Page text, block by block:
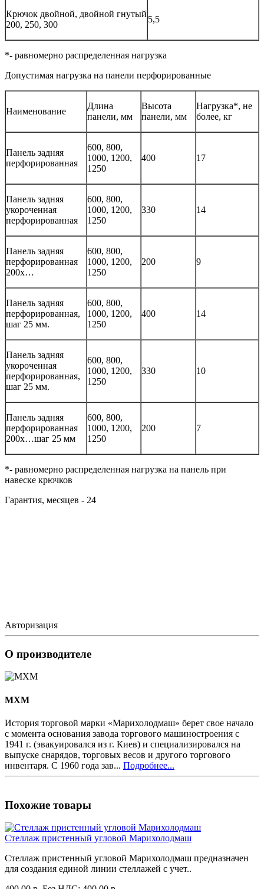
Крючок двойной, двойной гнутый
200, 250, 300
5,5
*- равномерно распределенная нагрузка
Допустимая нагрузка на панели перфорированные
Наименование
Длина
панели, мм
Высота
панели, мм
Нагрузка*, не
более, кг
Панель задняя
перфорированная
600, 800,
1000, 1200,
1250
400 17
Панель задняя
укороченная
перфорированная
600, 800,
1000, 1200,
1250
330 14
Панель задняя
перфорированная
200х…
600, 800,
1000, 1200,
1250
200 9
Панель задняя
перфорированная,
шаг 25 мм.
600, 800,
1000, 1200,
1250
400 14
Панель задняя
укороченная
перфорированная,
шаг 25 мм.
600, 800,
1000, 1200,
1250
330 10
Панель задняя
перфорированная
200х…шаг 25 мм
600, 800,
1000, 1200,
1250
200 7
*- равномерно распределенная нагрузка на панель при
навеске крючков
Гарантия, месяцев - 24
Авторизация
О производителе
MXM
История торговой марки «Марихолодмаш» берет свое начало
с момента основания завода торгового машиностроения с
1941 г. (эвакуировался из г. Киев) и специализировался на
выпуске снарядов, торговых весов и другого торгового
инвентаря. С 1960 года зав... Подробнее...
Похожие товары
Стеллаж пристенный угловой Марихолодмаш
Стеллаж пристенный угловой Марихолодмаш предназначен
для создания единой линии стеллажей с учет..